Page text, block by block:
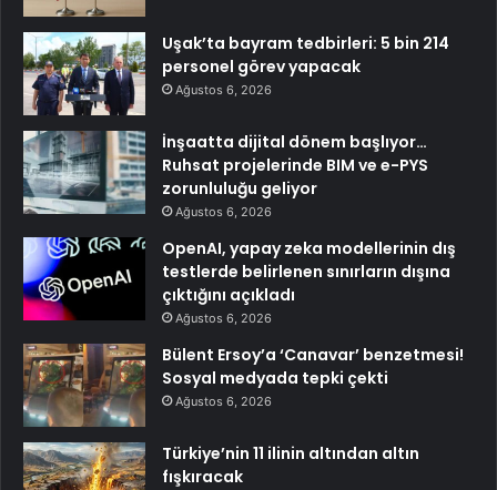
Uşak’ta bayram tedbirleri: 5 bin 214
personel görev yapacak
Ağustos 6, 2026
İnşaatta dijital dönem başlıyor…
Ruhsat projelerinde BIM ve e-PYS
zorunluluğu geliyor
Ağustos 6, 2026
OpenAI, yapay zeka modellerinin dış
testlerde belirlenen sınırların dışına
çıktığını açıkladı
Ağustos 6, 2026
Bülent Ersoy’a ‘Canavar’ benzetmesi!
Sosyal medyada tepki çekti
Ağustos 6, 2026
Türkiye’nin 11 ilinin altından altın
fışkıracak